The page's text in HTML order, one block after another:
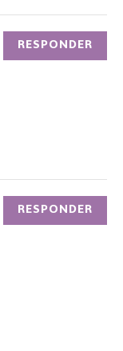
RESPONDER
RESPONDER